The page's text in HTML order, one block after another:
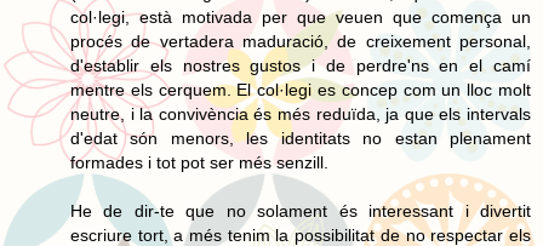
col·legi, està motivada per que veuen que comença un
procés de vertadera maduració, de creixement personal,
d'establir els nostres gustos i de perdre'ns en el camí
mentre els cerquem. El col·legi es concep com un lloc molt
neutre, i la convivència és més reduïda, ja que els intervals
d'edat són menors, les identitats no estan plenament
formades i tot pot ser més senzill.
He de dir-te que no solament és interessant i divertit
escriure tort, a més tenim la possibilitat de no respectar els